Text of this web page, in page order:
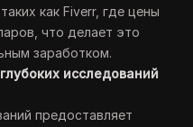
как Fiverr, где цены
что делает это
заработком.
исследований
предоставляет